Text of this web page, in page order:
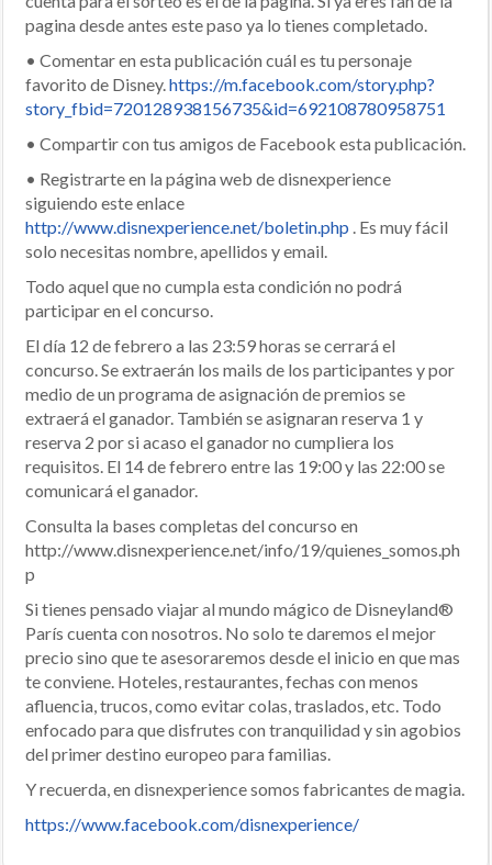
pagina desde antes este paso ya lo tienes completado.
• Comentar en esta publicación cuál es tu personaje
favorito de Disney.https://m.facebook.com/story.php?
story_fbid=720128938156735&id=692108780958751
• Compartir con tus amigos de Facebook esta publicación.
• Registrarte en la página web de disnexperience
siguiendo este enlace
http://www.disnexperience.net/boletin.php . Es muy fácil
solo necesitas nombre, apellidos y email.
Todo aquel que no cumpla esta condición no podrá
participar en el concurso.
El día 12 de febrero a las 23:59 horas se cerrará el
concurso. Se extraerán los mails de los participantes y por
medio de un programa de asignación de premios se
extraerá el ganador. También se asignaran reserva 1 y
reserva 2 por si acaso el ganador no cumpliera los
requisitos. El 14 de febrero entre las 19:00 y las 22:00 se
comunicará el ganador.
Consulta la bases completas del concurso en
http://www.disnexperience.net/info/19/quienes_somos.ph
p
Si tienes pensado viajar al mundo mágico de Disneyland®
París cuenta con nosotros. No solo te daremos el mejor
precio sino que te asesoraremos desde el inicio en que mas
te conviene. Hoteles, restaurantes, fechas con menos
afluencia, trucos, como evitar colas, traslados, etc. Todo
enfocado para que disfrutes con tranquilidad y sin agobios
del primer destino europeo para familias.
Y recuerda, en disnexperience somos fabricantes de magia.
https://www.facebook.com/disnexperience/